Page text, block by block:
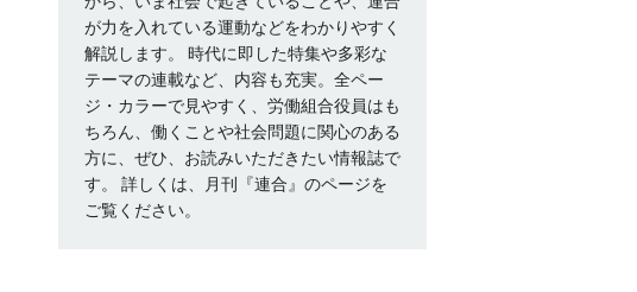
が力を入れている運動などをわかりやすく
解説します。 時代に即した特集や多彩な
テーマの連載など、内容も充実。全ペー
ジ・カラーで見やすく、労働組合役員はも
ちろん、働くことや社会問題に関心のある
方に、ぜひ、お読みいただきたい情報誌で
す。 詳しくは、月刊『連合』のページを
ご覧ください。